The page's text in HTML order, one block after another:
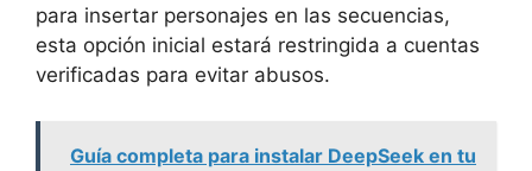
para insertar personajes en las secuencias,
esta opción inicial estará restringida a cuentas
verificadas para evitar abusos.
Guía completa para instalar DeepSeek en tu